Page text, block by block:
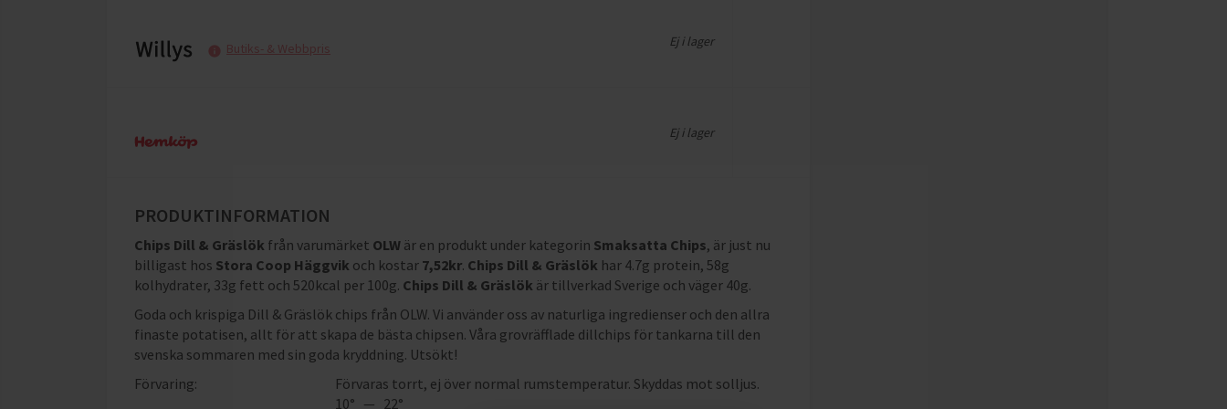
Butiks- & Webbpris Ej i lager
Ej i lager
PRODUKTINFORMATION
Chips Dill & Gräslök från varumärket OLW är en produkt under kategorin Smaksatta Chips, är just nu
billigast hos Stora Coop Häggvik och kostar 7,52kr. Chips Dill & Gräslök har 4.7g protein, 58g
kolhydrater, 33g fett och 520kcal per 100g. Chips Dill & Gräslök är tillverkad Sverige och väger 40g.
Goda och krispiga Dill & Gräslök chips från OLW. Vi använder oss av naturliga ingredienser och den allra
finaste potatisen, allt för att skapa de bästa chipsen. Våra grovräfflade dillchips för tankarna till den
svenska sommaren med sin goda kryddning. Utsökt!
Förvaring:
Förvaras torrt, ej över normal rumstemperatur. Skyddas mot solljus.
10° — 22°